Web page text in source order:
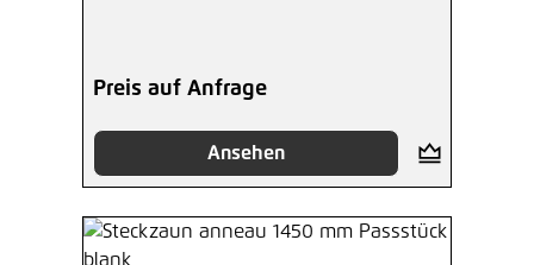
Preis auf Anfrage
Ansehen